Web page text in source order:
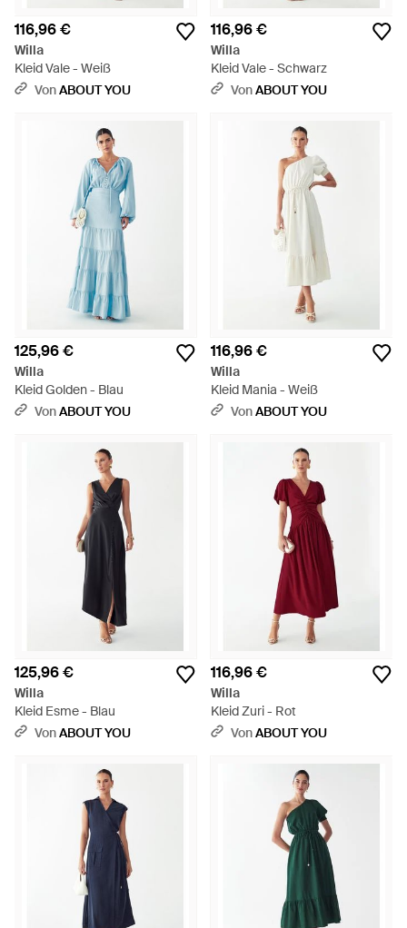
116,96 €
Willa
Kleid Vale - Weiß
VonABOUT YOU
116,96 €
Willa
Kleid Vale - Schwarz
VonABOUT YOU
125,96 €
Willa
Kleid Golden - Blau
VonABOUT YOU
116,96 €
Willa
Kleid Mania - Weiß
VonABOUT YOU
125,96 €
Willa
Kleid Esme - Blau
VonABOUT YOU
116,96 €
Willa
Kleid Zuri - Rot
VonABOUT YOU